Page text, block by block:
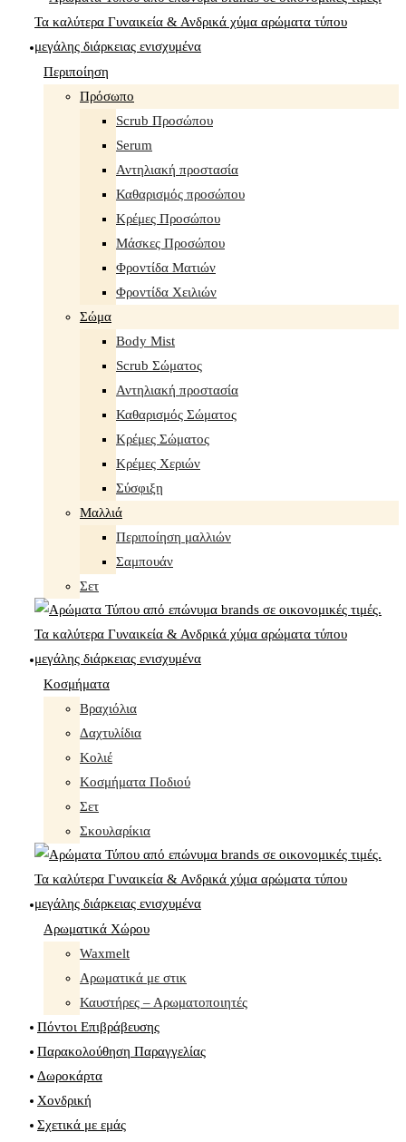
Περιποίηση
Πρόσωπο
Scrub Προσώπου
Serum
Αντηλιακή προστασία
Καθαρισμός προσώπου
Κρέμες Προσώπου
Μάσκες Προσώπου
Φροντίδα Ματιών
Φροντίδα Χειλιών
Σώμα
Body Mist
Scrub Σώματος
Αντηλιακή προστασία
Καθαρισμός Σώματος
Κρέμες Σώματος
Κρέμες Χεριών
Σύσφιξη
Mαλλιά
Περιποίηση μαλλιών
Σαμπουάν
Σετ
Κοσμήματα
Βραχιόλια
Δαχτυλίδια
Κολιέ
Κοσμήματα Ποδιού
Σετ
Σκουλαρίκια
Αρωματικά Χώρου
Waxmelt
Αρωματικά με στικ
Καυστήρες – Αρωματοποιητές
Πόντοι Επιβράβευσης
Παρακολούθηση Παραγγελίας
Δωροκάρτα
Χονδρική
Σχετικά με εμάς